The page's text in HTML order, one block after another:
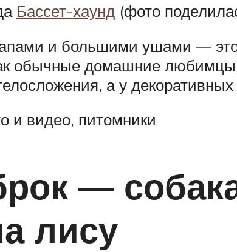
Бассет-хаунд (фото
и большими ушами —
обычные домашние
а у
и видео, питомники
—
лису